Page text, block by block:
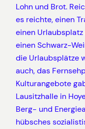
Lohn und Brot.
es reichte, einen
einen
einen Schwarz-
die Urlaubsplätze
auch, das
Kulturangebote
Lausitzhalle in
Berg- und
hübsches